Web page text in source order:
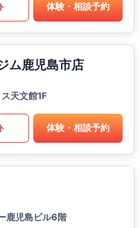
体験・相談予約
ム鹿児島市店
天文館1F
体験・相談予約
鹿児島ビル6階